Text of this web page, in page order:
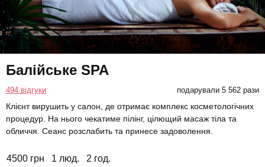
Балійське SPA
494 відгуки подарували 5 562 рази
Клієнт вирушить у салон, де отримає комплекс косметологічних
процедур. На нього чекатиме пілінг, цілющий масаж тіла та
обличчя. Сеанс розслабить та принесе задоволення.
4500 грн 1 люд. 2 год.